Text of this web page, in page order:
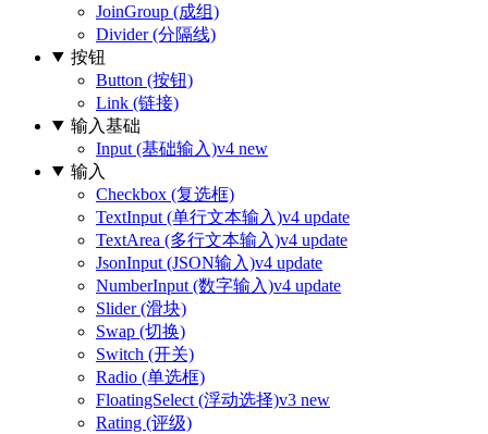
JoinGroup (成组)
Divider (分隔线)
按钮
Button (按钮)
Link (链接)
输入基础
Input (基础输入)v4 new
输入
Checkbox (复选框)
TextInput (单行文本输入)v4 update
TextArea (多行文本输入)v4 update
JsonInput (JSON输入)v4 update
NumberInput (数字输入)v4 update
Slider (滑块)
Swap (切换)
Switch (开关)
Radio (单选框)
FloatingSelect (浮动选择)v3 new
Rating (评级)